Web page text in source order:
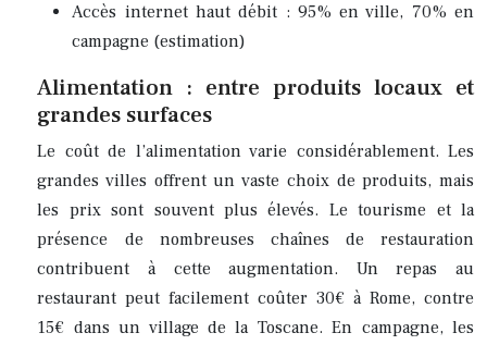
Accès internet haut débit : 95% en ville, 70% en
campagne (estimation)
Alimentation : entre produits locaux et
grandes surfaces
Le coût de l’alimentation varie considérablement. Les
grandes villes offrent un vaste choix de produits, mais
les prix sont souvent plus élevés. Le tourisme et la
présence de nombreuses chaînes de restauration
contribuent à cette augmentation. Un repas au
restaurant peut facilement coûter 30€ à Rome, contre
15€ dans un village de la Toscane. En campagne, les